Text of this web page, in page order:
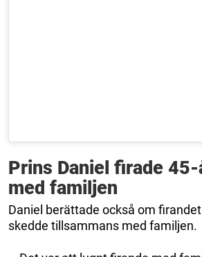
Prins Daniel firade
med familjen
Daniel berättade också om
skedde tillsammans med familjen.